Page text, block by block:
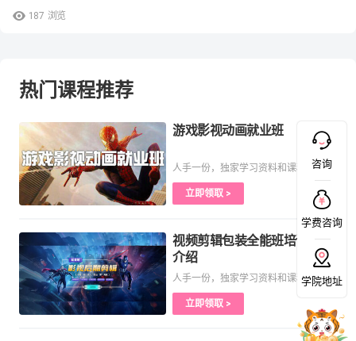
187 浏览
热门课程推荐
游戏影视动画就业班
人手一份，独家学习资料和课程
立即领取 >
视频剪辑包装全能班培训课程
介绍
人手一份，独家学习资料和课程
立即领取 >
咨询
学费咨询
学院地址